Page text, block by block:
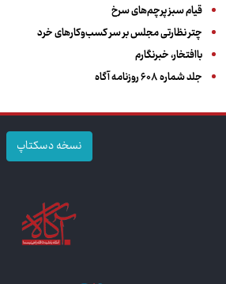
قیام سبز پرچم‌های سرخ
چتر نظارتی مجلس بر سر کسب‌وکارهای خرد
باافتخار، خبرنگارم
جلد شماره ۶۰۸ روزنامه آگاه
نسخه دسکتاپ